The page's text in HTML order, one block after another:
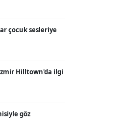
çocuk sesleriye
Hilltown'da ilgi
göz